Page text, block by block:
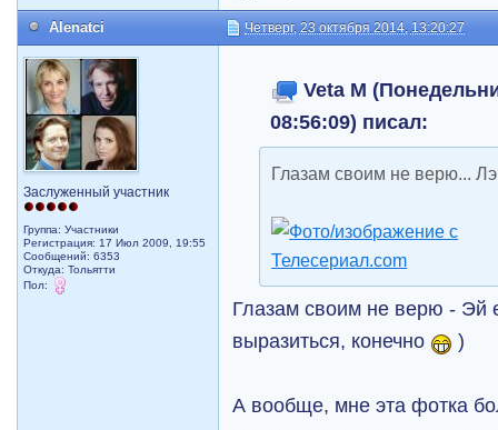
Alenatci Четверг, 23 октября 2014, 13:20:27
Заслуженный участник
Группа: Участники
Регистрация: 17 Июл 2009, 19:55
Сообщений: 6353
Откуда: Тольятти
Пол:
Veta M
08:56:09) писал:
Глазам своим не верю...
Глазам своим не верю - Эй
выразиться, конечно
)
А вообще, мне эта фотка